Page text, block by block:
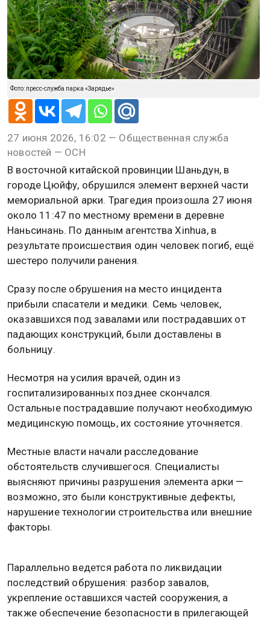
Фото: пресс-служба парка «Зарядье»
27 июня 2026, 16:02 — Общественная служба
новостей — ОСН
В восточной китайской провинции Шаньдун, в
городе Цюйфу, обрушился элемент верхней части
мемориальной арки. Трагедия произошла 27 июня
около 11:47 по местному времени в деревне
Наньсинань. По данным агентства Xinhua, в
результате происшествия один человек погиб, ещё
шестеро получили ранения.
Сразу после обрушения на место инцидента
прибыли спасатели и медики. Семь человек,
оказавшихся под завалами или пострадавших от
падающих конструкций, были доставлены в
больницу.
Несмотря на усилия врачей, один из
госпитализированных позднее скончался.
Остальные пострадавшие получают необходимую
медицинскую помощь, их состояние уточняется.
Местные власти начали расследование
обстоятельств случившегося. Специалисты
выясняют причины разрушения элемента арки —
возможно, это были конструктивные дефекты,
нарушение технологии строительства или внешние
факторы.
Параллельно ведется работа по ликвидации
последствий обрушения: разбор завалов,
укрепление оставшихся частей сооружения, а
также обеспечение безопасности в прилегающей